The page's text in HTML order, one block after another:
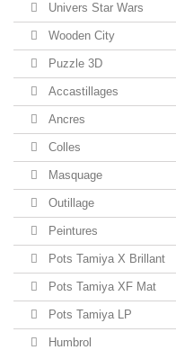
Univers Star Wars
Wooden City
Puzzle 3D
Accastillages
Ancres
Colles
Masquage
Outillage
Peintures
Pots Tamiya X Brillant
Pots Tamiya XF Mat
Pots Tamiya LP
Humbrol